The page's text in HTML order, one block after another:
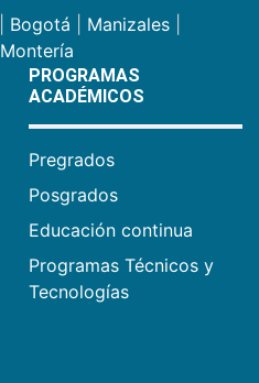
Bogotá Manizales
Montería
PROGRAMAS
ACADÉMICOS
Pregrados
Posgrados
Educación continua
Programas Técnicos y
Tecnologías